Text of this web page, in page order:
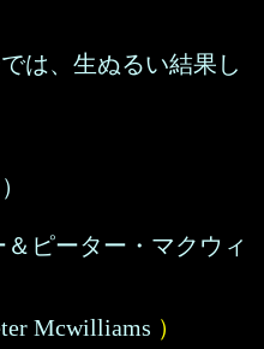
は、生ぬるい結果し
ピーター・マクウィ
Mcwilliams ）